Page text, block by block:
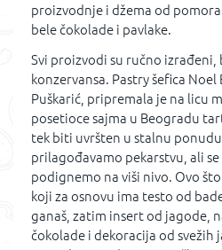
proizvodnje i džema od
bele čokolade i pavlake.
Svi proizvodi su ručno izrađeni,
konzervansa. Pastry šefica
Puškarić, pripremala je na licu
posetioce sajma u Beogradu
tek biti uvršten u stalnu
prilagođavamo pekarstvu, ali
podignemo na viši nivo. Ovo
koji za osnovu ima testo od
ganaš, zatim insert od jagode,
čokolade i dekoracija od svežih